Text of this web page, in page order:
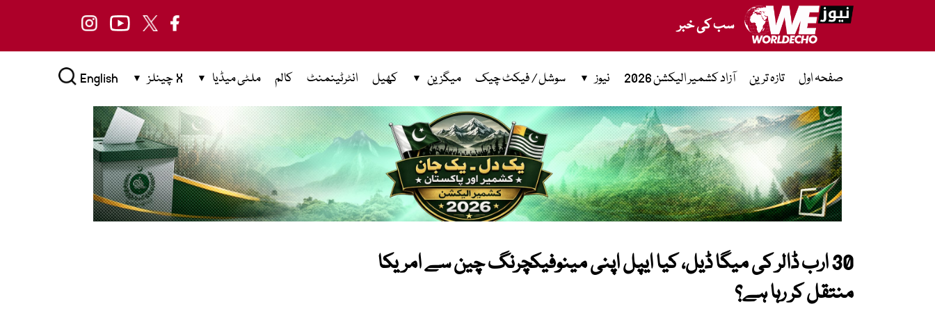
سب کی خبر
صفحہ اول تازہ ترین آزاد کشمیر الیکشن 2026 نیوز سوشل / فیکٹ چیک میگزین کھیل انٹرٹینمنٹ کالم ملٹی میڈیا X چینلز English
30 ارب ڈالر کی میگا ڈیل، کیا ایپل اپنی مینوفیکچرنگ چین سے امریکا
منتقل کر رہا ہے؟